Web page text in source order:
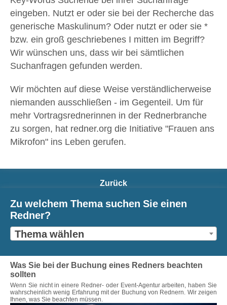
eingeben. Nutzt er oder sie bei der Recherche das
generische Maskulinum? Oder nutzt er oder sie *
bzw. ein groß geschriebenes I mitten im Begriff?
Wir wünschen uns, dass wir bei sämtlichen
Suchanfragen gefunden werden.
Wir möchten auf diese Weise verständlicherweise
niemanden ausschließen - im Gegenteil. Um für
mehr Vortragsrednerinnen in der Rednerbranche
zu sorgen, hat redner.org die Initiative "Frauen ans
Mikrofon" ins Leben gerufen.
Zurück
Zu welchem Thema suchen Sie einen
Redner?
Thema wählen
Was Sie bei der Buchung eines Redners beachten
sollten
Wenn Sie nicht in einere Redner- oder Event-Agentur arbeiten, haben Sie
wahrscheinlich wenig Erfahrung mit der Buchung von Rednern. Wir zeigen
Ihnen, was Sie beachten müssen.